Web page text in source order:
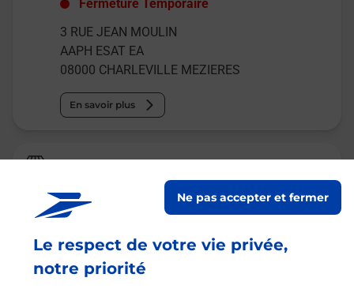
Le respect de votre vie privée,
notre priorité
Ne pas accepter et fermer
Fermeture Temporaire
3 RUE JEAN MOULIN
AAPH ESAT EA
08000 CHARLEVILLE MEZIERES
En savoir plus
Relais Pickup
MOHON EPICE
jusqu'à 23h59
32 RUE JEAN MOULIN
08000 CHARLEVILLE MEZIERES